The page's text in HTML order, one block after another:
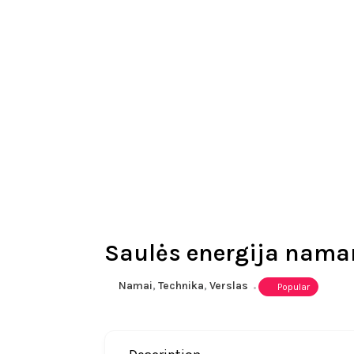
Saulės energija
Namai, Technika, Verslas Popular